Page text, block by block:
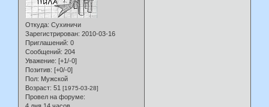
Откуда: Сухиничи
Зарегистрирован: 2010-03-16
Приглашений: 0
Сообщений: 204
Уважение: [+1/-0]
Позитив: [+0/-0]
Пол: Мужской
Возраст: 51 [1975-03-28]
Провел на форуме: